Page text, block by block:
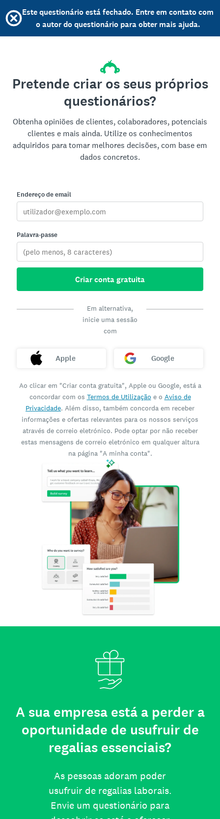
Este questionário está fechado. Entre em contato com
o autor do questionário para obter mais ajuda.
Pretende criar os seus próprios
questionários?
Obtenha opiniões de clientes, colaboradores, potenciais
clientes e mais ainda. Utilize os conhecimentos
adquiridos para tomar melhores decisões, com base em
dados concretos.
Endereço de email
Palavra-passe
Criar conta gratuita
Em alternativa,
inicie uma sessão
com
Apple Google
Ao clicar em "Criar conta gratuita", Apple ou Google, está a
concordar com os Termos de Utilização e o Aviso de
Privacidade. Além disso, também concorda em receber
informações e ofertas relevantes para os nossos serviços
através de correio eletrónico. Pode optar por não receber
estas mensagens de correio eletrónico em qualquer altura
na página "A minha conta".
A sua empresa está a perder a
oportunidade de usufruir de
regalias essenciais?
As pessoas adoram poder
usufruir de regalias laborais.
Envie um questionário para